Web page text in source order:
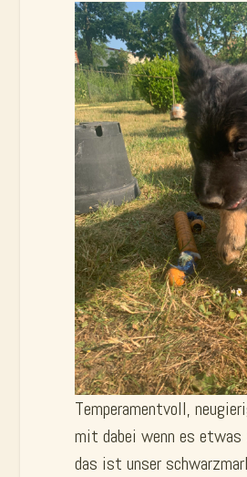
Temperamentvoll,
mit dabei wenn es
das ist unser